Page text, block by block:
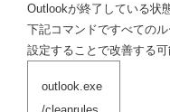
Outlookが終了している状
下記コマンドですべての
設定することで改善する可
outlook.exe